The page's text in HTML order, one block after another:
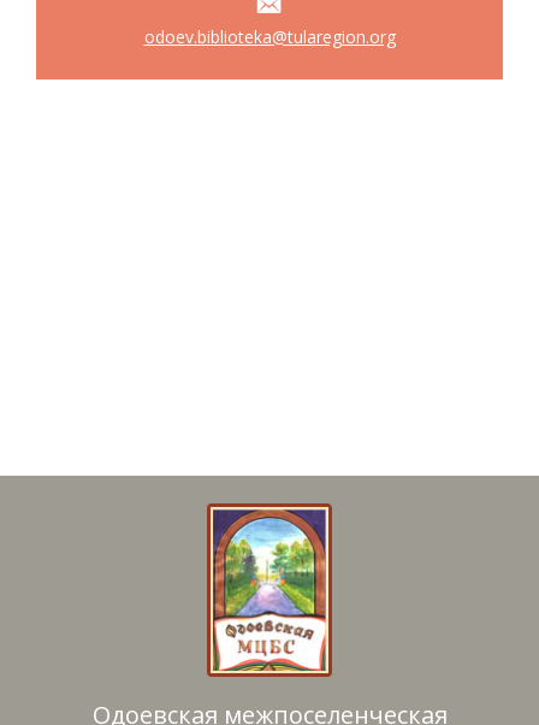
odoev.biblioteka@tularegion.org
Одоевская межпоселенческая